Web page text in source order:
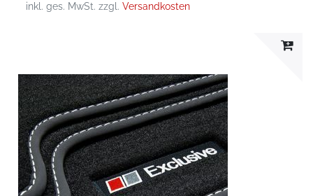
inkl. ges. MwSt. zzgl.Versandkosten